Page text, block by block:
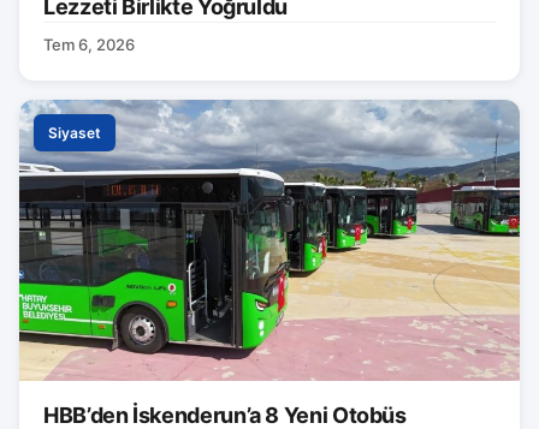
Lezzeti Birlikte Yoğruldu
Tem 6, 2026
Siyaset
HBB’den İskenderun’a 8 Yeni Otobüs